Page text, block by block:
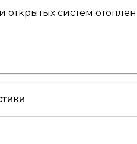
открытых систем